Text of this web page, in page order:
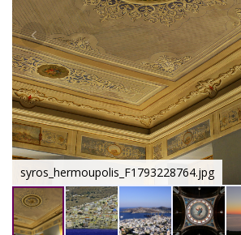
syros_hermoupolis_F1793228764.jpg